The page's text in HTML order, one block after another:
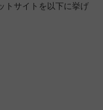
トサイトを以下に挙げ